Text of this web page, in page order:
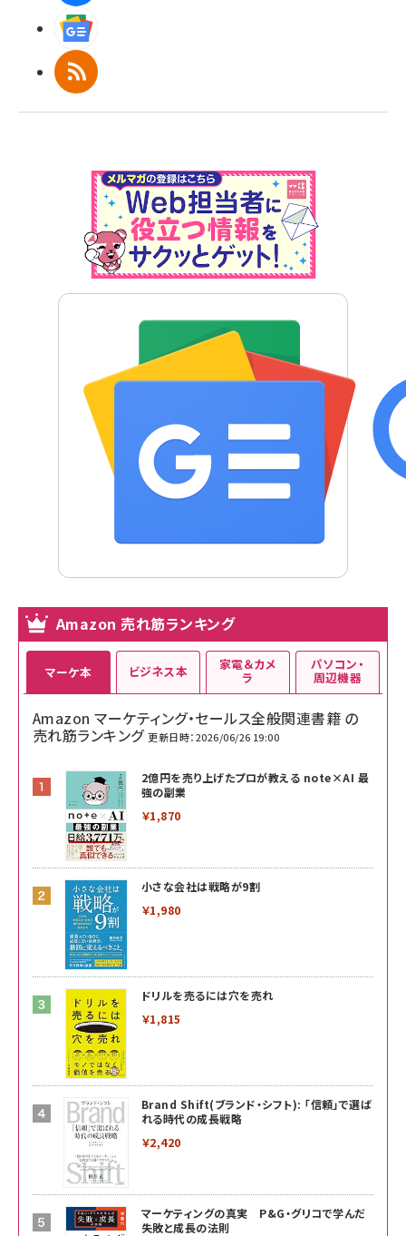
RSS
Amazon 売れ筋ランキング
マーケ本
Amazon マーケティング・セールス全般関連書籍 の
売れ筋ランキング 更新日時：2026/06/26 19:00
2億円を売り上げたプロが教える note×AI 最
強の副業
￥1,870
小さな会社は戦略が9割
￥1,980
ドリルを売るには穴を売れ
￥1,815
Brand Shift(ブランド・シフト): 「信頼」で選ば
れる時代の成長戦略
￥2,420
マーケティングの真実 P&G・グリコで学んだ
失敗と成長の法則
ビジネス本 家電＆カメ
ラ
パソコン・
周辺機器